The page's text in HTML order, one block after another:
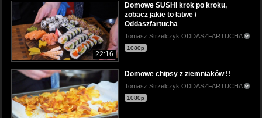
22:16
Domowe SUSHI krok po kroku,
zobacz jakie to łatwe /
Oddaszfartucha
Tomasz Strzelczyk ODDASZFARTUCHA
1080p
Domowe chipsy z ziemniaków !!
Tomasz Strzelczyk ODDASZFARTUCHA
1080p